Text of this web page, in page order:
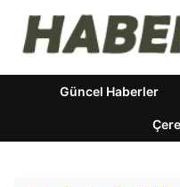
Güncel Haberler